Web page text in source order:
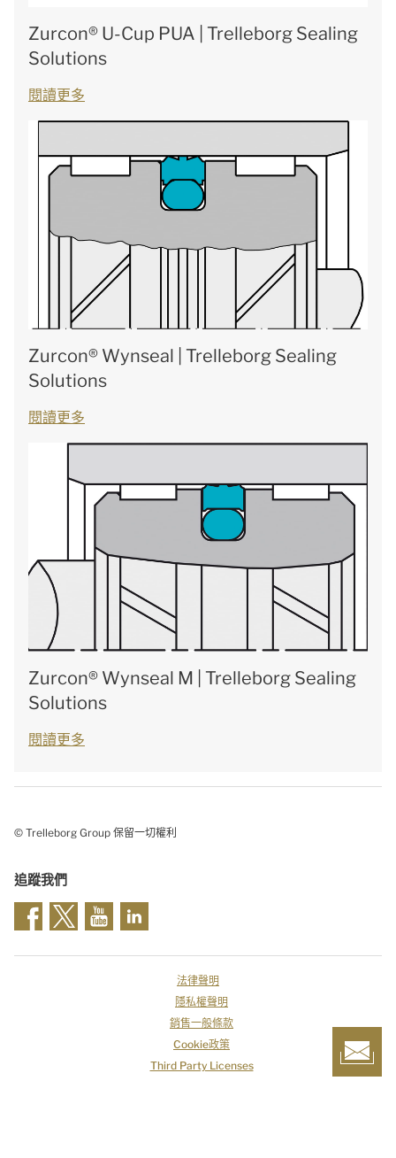
Zurcon® U-Cup PUA | Trelleborg Sealing
Solutions
閱讀更多
Zurcon® Wynseal | Trelleborg Sealing
Solutions
閱讀更多
Zurcon® Wynseal M | Trelleborg Sealing
Solutions
閱讀更多
© Trelleborg Group 保留一切權利
追蹤我們
法律聲明
隱私權聲明
銷售一般條款
Cookie政策
Third Party Licenses